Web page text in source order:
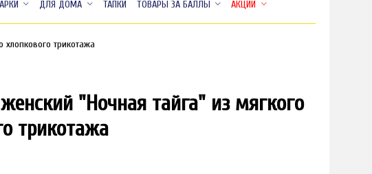
ДЛЯ ДОМА ТАПКИ ТОВАРЫ ЗА БАЛЛЫ АКЦИИ
трикотажа
-19% временно закончился
"Ночная тайга" из мягкого
трикотажа